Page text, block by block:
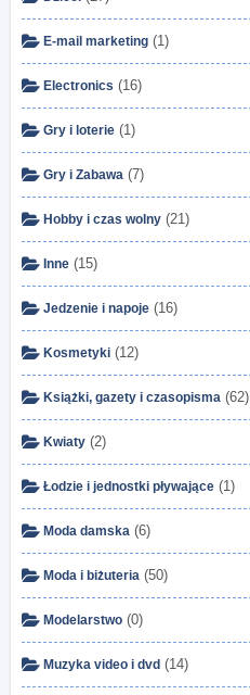
E-mail marketing (1)
Electronics (16)
Gry i loterie (1)
Gry i Zabawa (7)
Hobby i czas wolny (21)
Inne (15)
Jedzenie i napoje (16)
Kosmetyki (12)
Książki, gazety i czasopisma (62)
Kwiaty (2)
Łodzie i jednostki pływające (1)
Moda damska (6)
Moda i biżuteria (50)
Modelarstwo (0)
Muzyka video i dvd (14)